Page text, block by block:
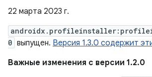
22 марта 2023 г.
0 выпущен. Версия 1.3.0 содержит
Важные изменения с версии 1.2.0